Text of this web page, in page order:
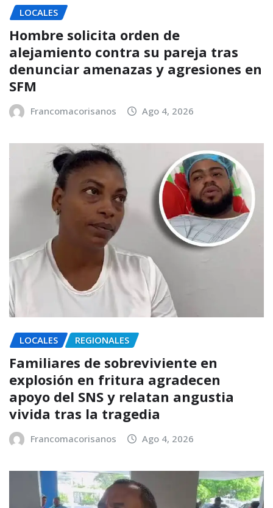
LOCALES
Hombre solicita orden de
alejamiento contra su pareja tras
denunciar amenazas y agresiones en
SFM
Francomacorisanos Ago 4, 2026
LOCALES REGIONALES
Familiares de sobreviviente en
explosión en fritura agradecen
apoyo del SNS y relatan angustia
vivida tras la tragedia
Francomacorisanos Ago 4, 2026